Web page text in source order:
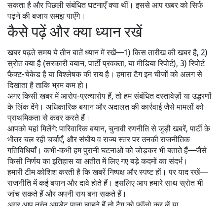
सकता है और पिछली संबंधित घटनाएँ क्या थीं। इससे आप खबर को सिर्फ
पढ़ने की बजाय समझ पाएँगे।
कैसे पढ़ें और क्या ध्यान रखें
खबर पढ़ते समय ये तीन बातें ध्यान में रखें—1) किस तारीख की खबर है, 2)
स्रोत क्या है (सरकारी बयान, पार्टी प्रवक्ता, या मीडिया रिपोर्ट), 3) रिपोर्ट
फैक्ट-चेकेड है या विश्लेषक की राय है। हमारा टैग इन चीजों को अलग से
दिखाता है ताकि भ्रम कम हो।
अगर किसी खबर में आरोप-प्रत्यारोप हैं, तो हम संबंधित दस्तावेज़ों या उद्धरणों
के लिंक देंगे। अधिकारिक बयान और अदालत की कार्रवाई जैसे मामलों को
प्राथमिकता से कवर करते हैं।
आपको यहां मिलेंगे: पारिवारिक बयान, चुनावी रणनीति से जुड़ी खबरें, पार्टी के
भीतर चल रही चर्चाएँ, और संघीय व राज्य स्तर पर उनकी राजनीतिक
गतिविधियाँ। कभी-कभी हम पुरानी घटनाओं को जोड़कर भी बताते हैं—जैसे
किसी निर्णय का इतिहास या अतीत में लिए गए बड़े कदमों का संदर्भ।
हमारी टीम कोशिश करती है कि खबरें निष्पक्ष और स्पष्ट हों। पर याद रखें—
राजनीति में कई बयान और दावे होते हैं। इसलिए आप हमारे साथ स्रोत भी
जांच सकते हैं और अपनी राय बना सकते हैं।